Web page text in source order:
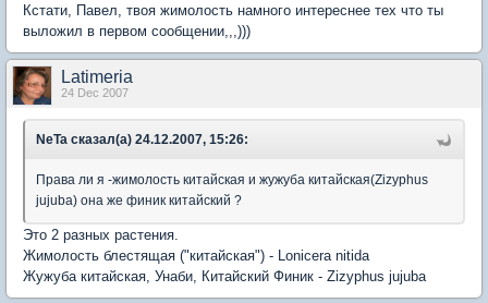
Кстати, Павел, твоя жимолость намного интереснее тех что ты
выложил в первом сообщении,,,)))
Latimeria
24 Dec 2007
NeTa сказал(а) 24.12.2007, 15:26:
Права ли я -жимолость китайская и жужуба китайская(Zizyphus
jujuba) она же финик китайский ?
Это 2 разных растения.
Жимолость блестящая ("китайская") - Lonicera nitida
Жужуба китайская, Унаби, Китайский Финик - Zizyphus jujuba